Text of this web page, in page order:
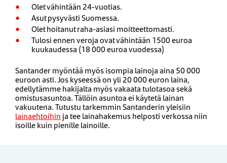
Olet vähintään 24-vuotias.
Asut pysyvästi Suomessa.
Olet hoitanut raha-asiasi moitteettomasti.
Tulosi ennen veroja ovat vähintään 1500 euroa
kuukaudessa (18 000 euroa vuodessa)
Santander myöntää myös isompia lainoja aina 50 000
euroon asti. Jos kyseessä on yli 20 000 euron laina,
edellytämme hakijalta myös vakaata tulotasoa sekä
omistusasuntoa. Tällöin asuntoa ei käytetä lainan
vakuutena. ​Tutustu tarkemmin Santanderin yleisiin
lainaehtoihin ja tee lainahakemus helposti verkossa niin
isoille kuin pienille lainoille.